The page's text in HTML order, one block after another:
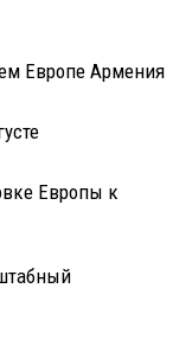
Европе Армения
Европы к